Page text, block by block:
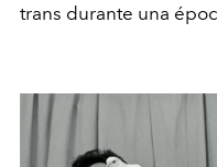
trans durante una